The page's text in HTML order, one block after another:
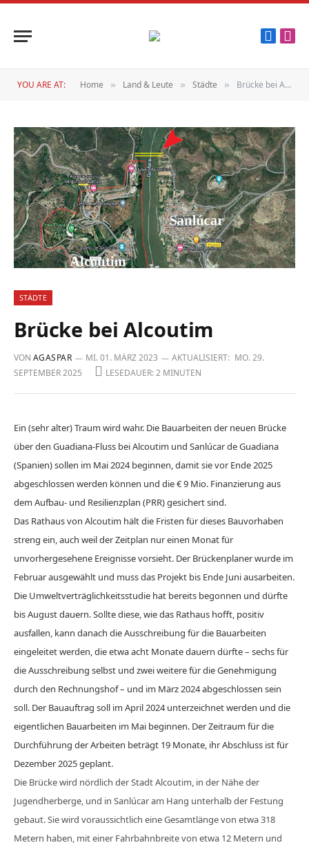
YOU ARE AT: Home » Land & Leute » Städte » Brücke bei Alcoutim
STÄDTE
Brücke bei Alcoutim
VON AGASPAR MI. 01. MÄRZ 2023 AKTUALISIERT: MO. 29.
SEPTEMBER 2025
LESEDAUER: 2 MINUTEN
Ein (sehr alter) Traum wird wahr. Die Bauarbeiten der neuen Brücke
über den Guadiana-Fluss bei Alcoutim und Sanlúcar de Guadiana
(Spanien) sollen im Mai 2024 beginnen, damit sie vor Ende 2025
abgeschlossen werden können und die € 9 Mio. Finanzierung aus
dem Aufbau- und Resilienzplan (PRR) gesichert sind.
Das Rathaus von Alcoutim hält die Fristen für dieses Bauvorhaben
streng ein, auch weil der Zeitplan nur einen Monat für
unvorhergesehene Ereignisse vorsieht. Der Brückenplaner wurde im
Februar ausgewählt und muss das Projekt bis Ende Juni ausarbeiten.
Die Umweltverträglichkeitsstudie hat bereits begonnen und dürfte
bis August dauern. Sollte diese, wie das Rathaus hofft, positiv
ausfallen, kann danach die Ausschreibung für die Bauarbeiten
eingeleitet werden, die etwa acht Monate dauern dürfte – sechs für
die Ausschreibung selbst und zwei weitere für die Genehmigung
durch den Rechnungshof – und im März 2024 abgeschlossen sein
soll. Der Bauauftrag soll im April 2024 unterzeichnet werden und die
eigentlichen Bauarbeiten im Mai beginnen. Der Zeitraum für die
Durchführung der Arbeiten beträgt 19 Monate, ihr Abschluss ist für
Dezember 2025 geplant.
Die Brücke wird nördlich der Stadt Alcoutim, in der Nähe der
Jugendherberge, und in Sanlúcar am Hang unterhalb der Festung
gebaut. Sie wird voraussichtlich eine Gesamtlänge von etwa 318
Metern haben, mit einer Fahrbahnbreite von etwa 12 Metern und